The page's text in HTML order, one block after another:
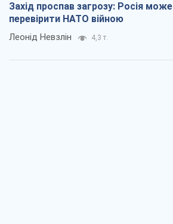
Захід проспав загрозу: Росія може
перевірити НАТО війною
Леонід Невзлін 4,3 т.